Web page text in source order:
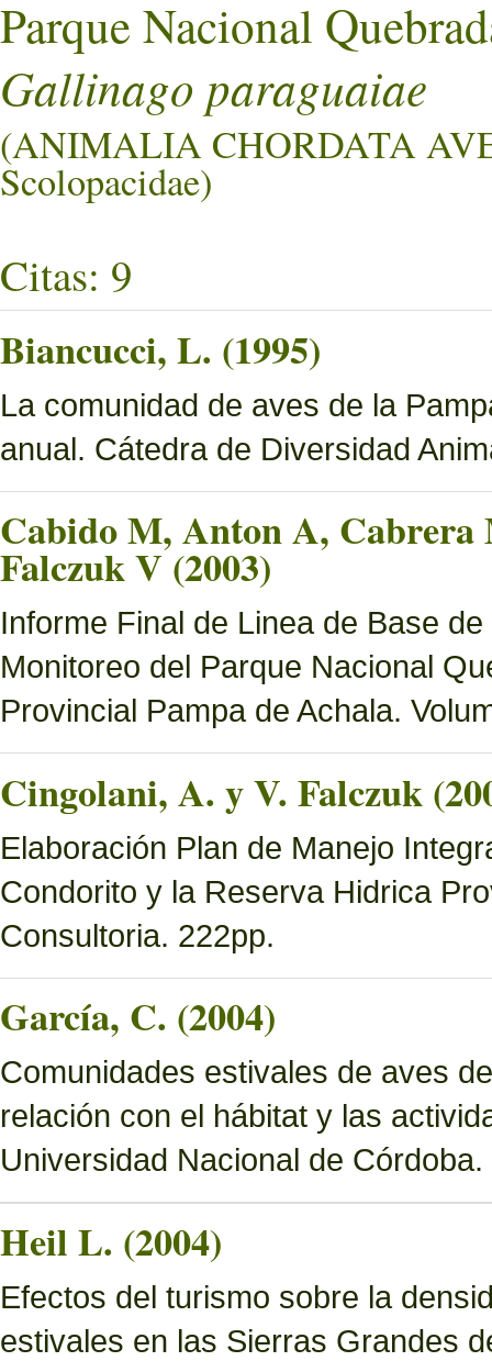
Parque Nacional
Gallinago paraguaiae
(ANIMALIA CHORDATA
Scolopacidae)
Citas: 9
Biancucci, L. (1995)
La comunidad de aves de la
anual. Cátedra de Diversidad
Cabido M, Anton A,
Falczuk V (2003)
Informe Final de Linea de Base
Monitoreo del Parque Nacional
Provincial Pampa de Achala.
Cingolani, A. y V. Falczuk
Elaboración Plan de Manejo
Condorito y la Reserva Hidrica
Consultoria. 222pp.
García, C. (2004)
Comunidades estivales de aves
relación con el hábitat y las
Universidad Nacional de
Heil L. (2004)
Efectos del turismo sobre la
estivales en las Sierras Grandes